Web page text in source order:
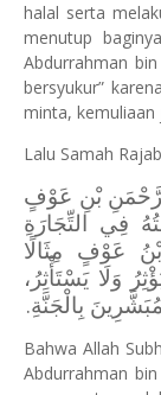
halal serta
menutup
Abdurrahman
bersyukur”
minta, kemuliaan
Lalu Samah
بْنِ عَوْفٍ
فِي التِّجَارَةِ
عَوْفٍ مِثَالًا
وَلَا يَسْتَأْثِرُ،
بِالْجَنَّةِ.
Bahwa Allah
Abdurrahman